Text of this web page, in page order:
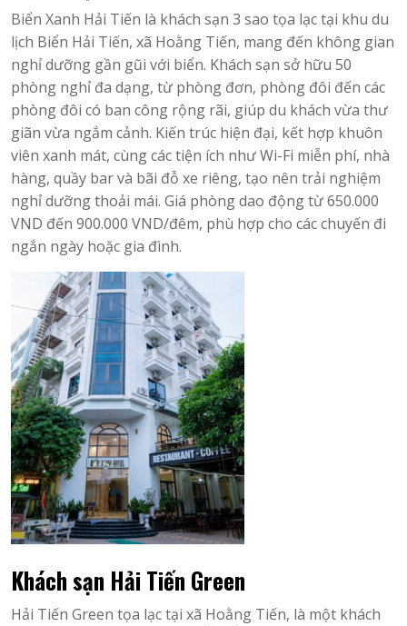
Biển Xanh Hải Tiến là khách sạn 3 sao tọa lạc tại khu du
lịch Biển Hải Tiến, xã Hoằng Tiến, mang đến không gian
nghỉ dưỡng gần gũi với biển. Khách sạn sở hữu 50
phòng nghỉ đa dạng, từ phòng đơn, phòng đôi đến các
phòng đôi có ban công rộng rãi, giúp du khách vừa thư
giãn vừa ngắm cảnh. Kiến trúc hiện đại, kết hợp khuôn
viên xanh mát, cùng các tiện ích như Wi-Fi miễn phí, nhà
hàng, quầy bar và bãi đỗ xe riêng, tạo nên trải nghiệm
nghỉ dưỡng thoải mái. Giá phòng dao động từ 650.000
VND đến 900.000 VND/đêm, phù hợp cho các chuyến đi
ngắn ngày hoặc gia đình.
Khách sạn Hải Tiến Green
Hải Tiến Green tọa lạc tại xã Hoằng Tiến, là một khách